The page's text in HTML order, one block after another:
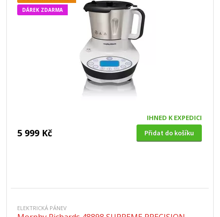
DÁREK ZDARMA
IHNED K EXPEDICI
5 999 Kč Přidat do košíku
ELEKTRICKÁ PÁNEV